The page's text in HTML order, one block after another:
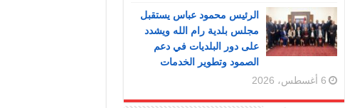
الرئيس محمود عباس يستقبل
مجلس بلدية رام الله ويشدد
على دور البلديات في دعم
الصمود وتطوير الخدمات
6 أغسطس، 2026